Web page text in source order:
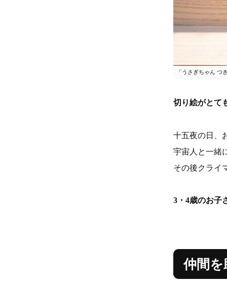
「うさぎちゃん つ
切り絵がとて
十五夜の日、
宇宙人と一緒
その後クライ
3・4歳のお子
仲間